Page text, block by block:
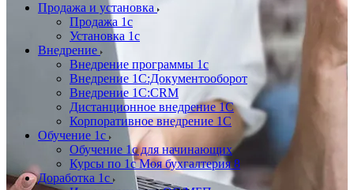
Продажа и установка
Продажа 1с
Установка 1с
Внедрение
Внедрение программы 1с
Внедрение 1С:Документооборот
Внедрение 1С:CRM
Дистанционное внедрение 1С
Корпоративное внедрение 1С
Обучение 1с
Обучение 1с для начинающих
Курсы по 1с Моя бухгалтерия 8
Доработка 1с